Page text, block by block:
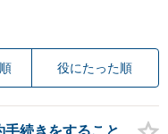
役にたった順
続きをすること